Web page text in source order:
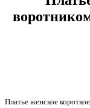
Платье женское